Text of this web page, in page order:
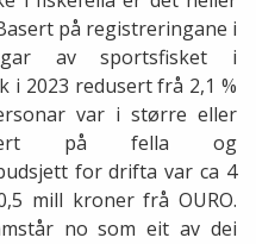
på registreringane i
av sportsfisket i
i 2023 redusert frå 2,1 %
var i større eller
på fella og
for drifta var ca 4
mill kroner frå OURO.
no som eit av dei